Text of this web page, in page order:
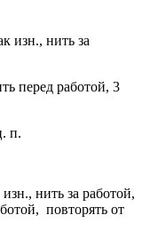
изн., нить за
перед работой, 3
п.
нить за работой,
повторять от